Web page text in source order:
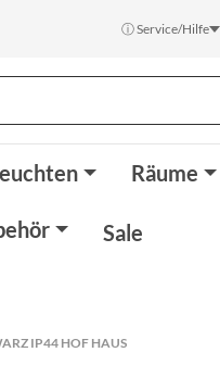
ⓘ Service/Hilfe
Räume
Sale
IP44 HOF HAUS